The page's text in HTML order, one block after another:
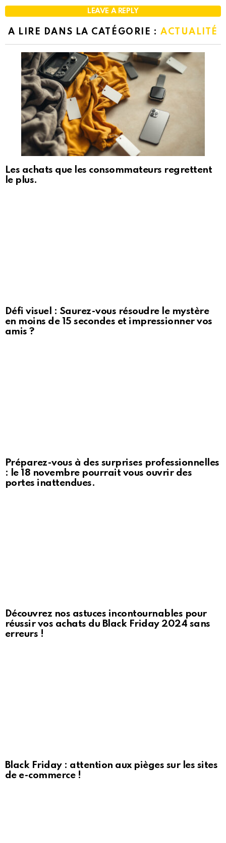
LEAVE A REPLY
A LIRE DANS LA CATÉGORIE : ACTUALITÉ
Les achats que les consommateurs regrettent
le plus.
Défi visuel : Saurez-vous résoudre le mystère
en moins de 15 secondes et impressionner vos
amis ?
Préparez-vous à des surprises professionnelles
: le 18 novembre pourrait vous ouvrir des
portes inattendues.
Découvrez nos astuces incontournables pour
réussir vos achats du Black Friday 2024 sans
erreurs !
Black Friday : attention aux pièges sur les sites
de e-commerce !